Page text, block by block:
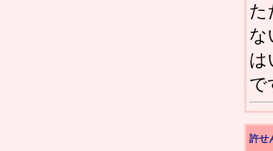
た
な
は
で
許せ